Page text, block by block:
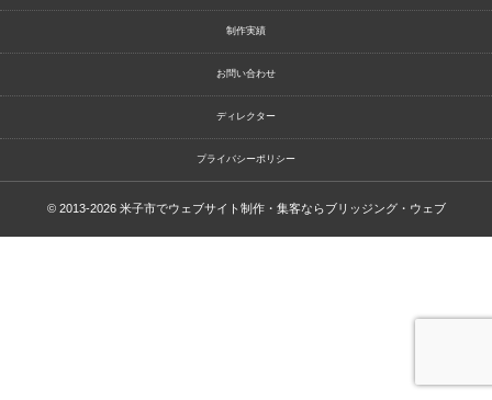
制作実績
お問い合わせ
ディレクター
プライバシーポリシー
© 2013-2026 米子市でウェブサイト制作・集客ならブリッジング・ウェブ